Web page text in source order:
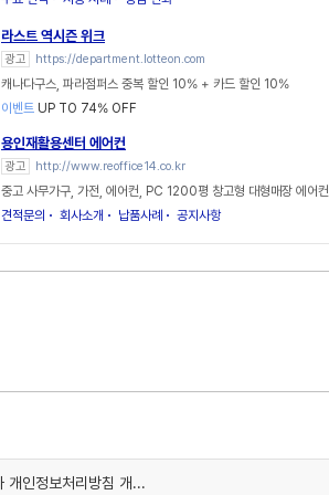
라스트 역시즌 위크
광고 https://department.lotteon.com
캐나다구스, 파라점퍼스 중복 할인 10% + 카드 할인 10%
이벤트 UP TO 74% OFF
용인재활용센터 에어컨
광고 http://www.reoffice14.co.kr
중고 사무가구, 가전, 에어컨, PC 1200평 창고형 대형매장 에어컨
견적문의
회사소개 납품사례 공지사항
08/03(월) 다나와 개인정보처리방침 개정 안내